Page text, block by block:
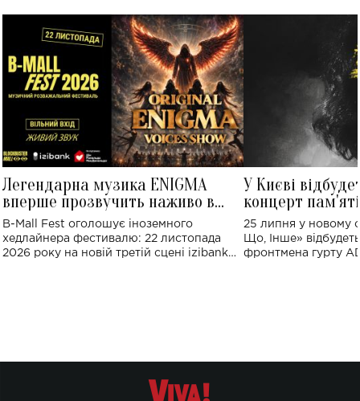
Легендарна музика ENIGMA
вперше прозвучить наживо в
Україні: де відбудеться концерт
B-Mall Fest оголошує іноземного
хедлайнера фестивалю: 22 листопада
2026 року на новій третій сцені izibank
У Києві
концерт
Клименка:
виконають
25 липня у новому
Що, Інше»
фронтмена гурту